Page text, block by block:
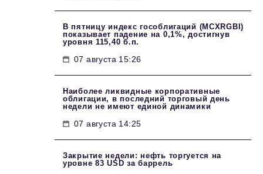
В пятницу индекс гособлигаций (MCXRGBI)
показывает падение на 0,1%, достигнув
уровня 115,40 б.п.
07 августа 15:26
Наиболее ликвидные корпоративные
облигации, в последний торговый день
недели не имеют единой динамики
07 августа 14:25
Закрытие недели: нефть торгуется на
уровне 83 USD за баррель